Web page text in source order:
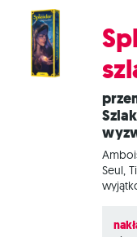
które
Ciebie
Przemierzaj miasta Jedwabnego
Seul,